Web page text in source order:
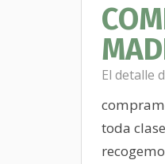
El detalle
toda